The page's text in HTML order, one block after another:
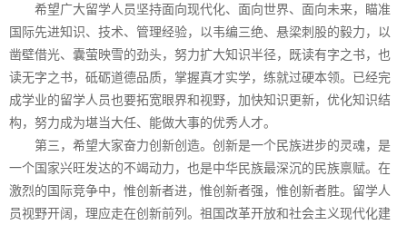
希望广大留学人员坚持面向现代化、面向世界、面向未来，瞄准
国际先进知识、技术、管理经验，以韦编三绝、悬梁刺股的毅力，以
凿壁借光、囊萤映雪的劲头，努力扩大知识半径，既读有字之书，也
读无字之书，砥砺道德品质，掌握真才实学，练就过硬本领。已经完
成学业的留学人员也要拓宽眼界和视野，加快知识更新，优化知识结
构，努力成为堪当大任、能做大事的优秀人才。
第三，希望大家奋力创新创造。创新是一个民族进步的灵魂，是
一个国家兴旺发达的不竭动力，也是中华民族最深沉的民族禀赋。在
激烈的国际竞争中，惟创新者进，惟创新者强，惟创新者胜。留学人
员视野开阔，理应走在创新前列。祖国改革开放和社会主义现代化建